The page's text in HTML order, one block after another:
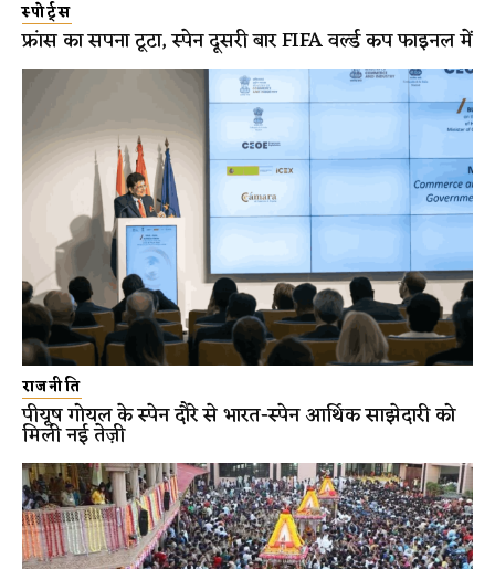
स्पोर्ट्स
फ्रांस का सपना टूटा, स्पेन दूसरी बार FIFA वर्ल्ड कप फाइनल में
राजनीति
पीयूष गोयल के स्पेन दौरे से भारत-स्पेन आर्थिक साझेदारी को
मिली नई तेज़ी